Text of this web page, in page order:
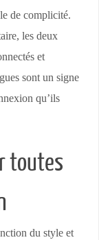
de complicité.
les deux
et
sont un signe
qu’ils
toutes
du style et